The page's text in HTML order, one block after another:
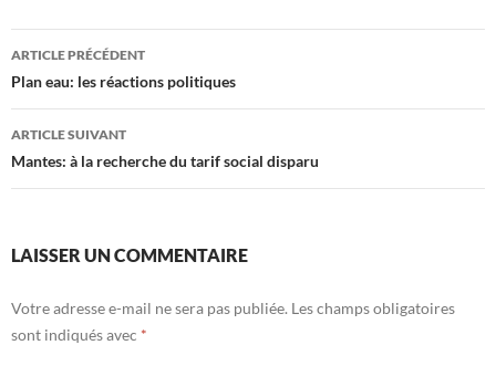
Navigation
des
articles
ARTICLE PRÉCÉDENT
Plan eau: les réactions politiques
ARTICLE SUIVANT
Mantes: à la recherche du tarif social disparu
LAISSER UN COMMENTAIRE
Votre adresse e-mail ne sera pas publiée. Les champs obligatoires
sont indiqués avec *